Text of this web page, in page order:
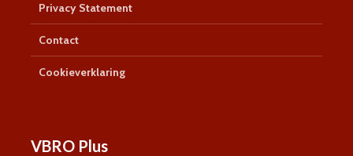
Privacy Statement
Contact
Cookieverklaring
VBRO Plus